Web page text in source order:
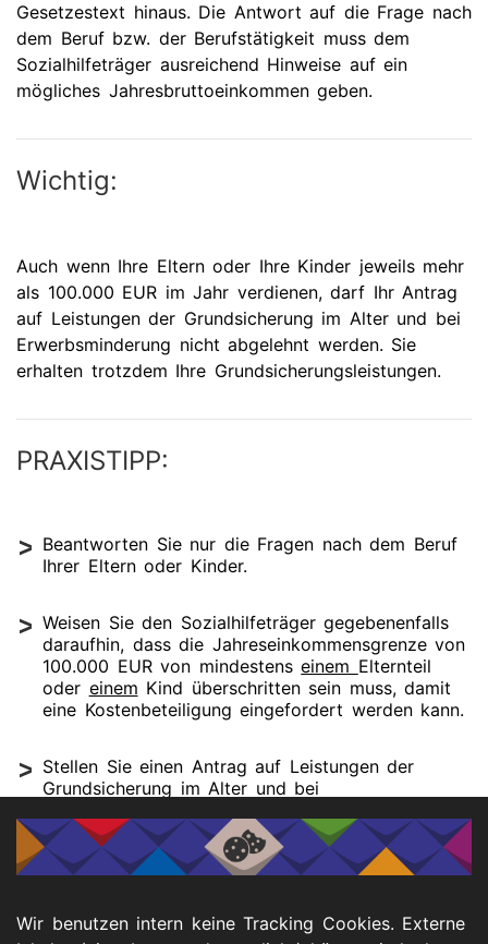
Gesetzestext hinaus. Die Antwort auf die Frage nach
dem Beruf bzw. der Berufstätigkeit muss dem
Sozialhilfeträger ausreichend Hinweise auf ein
mögliches Jahresbruttoeinkommen geben.
Wichtig:
Auch wenn Ihre Eltern oder Ihre Kinder jeweils mehr
als 100.000 EUR im Jahr verdienen, darf Ihr Antrag
auf Leistungen der Grundsicherung im Alter und bei
Erwerbsminderung nicht abgelehnt werden. Sie
erhalten trotzdem Ihre Grundsicherungsleistungen.
PRAXISTIPP:
Beantworten Sie nur die Fragen nach dem Beruf
Ihrer Eltern oder Kinder.
Weisen Sie den Sozialhilfeträger gegebenenfalls
daraufhin, dass die Jahreseinkommensgrenze von
100.000 EUR von mindestenseinem Elternteil
oder einem Kind überschritten sein muss, damit
eine Kostenbeteiligung eingefordert werden kann.
Stellen Sie einen Antrag auf Leistungen der
Grundsicherung im Alter und bei
vermuten, dass Ihre Eltern oder ein Elternteil oder
eines Ihrer Kinder mehr als 100.000 EUR im Jahr
verdienen.
Wir benutzen intern keine Tracking Cookies. Externe